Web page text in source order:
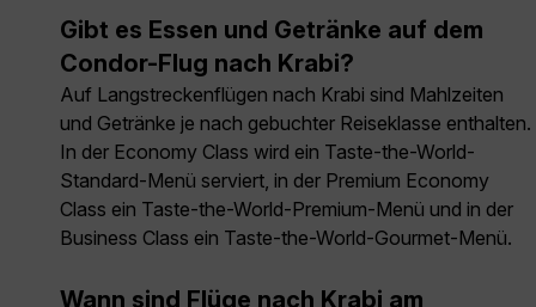
Gibt es Essen und Getränke auf dem
Condor-Flug nach Krabi?
Auf Langstreckenflügen nach Krabi sind Mahlzeiten
und Getränke je nach gebuchter Reiseklasse enthalten.
In der Economy Class wird ein Taste-the-World-
Standard-Menü serviert, in der Premium Economy
Class ein Taste-the-World-Premium-Menü und in der
Business Class ein Taste-the-World-Gourmet-Menü.
Wann sind Flüge nach Krabi am